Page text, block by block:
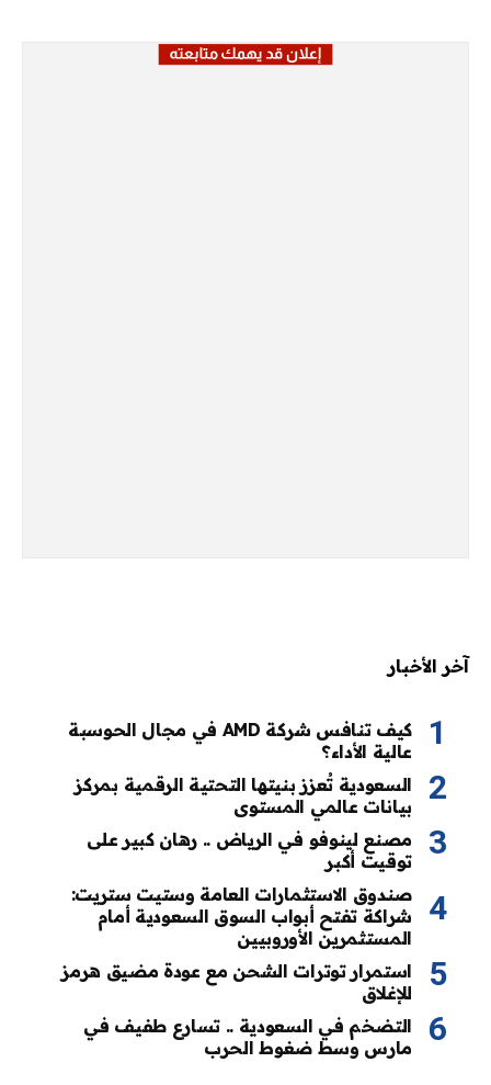
آخر الأخبار
كيف تنافس شركة AMD في مجال الحوسبة
عالية الأداء؟
السعودية تُعزز بنيتها التحتية الرقمية بمركز
بيانات عالمي المستوى
مصنع لينوفو في الرياض .. رهان كبير على
توقيت أكبر
صندوق الاستثمارات العامة وستيت ستريت:
شراكة تفتح أبواب السوق السعودية أمام
المستثمرين الأوروبيين
استمرار توترات الشحن مع عودة مضيق هرمز
للإغلاق
التضخم في السعودية .. تسارع طفيف في
مارس وسط ضغوط الحرب